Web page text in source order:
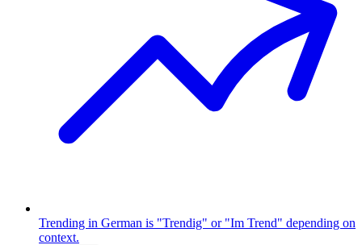
Trending in German is "Trendig" or "Im Trend" depending on
context.